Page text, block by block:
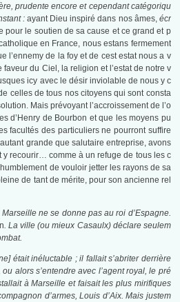
prudente encore et cependant catégoriqu
:ayant Dieu inspiré dans nos âmes,écr
pour le soutien de sa cause et ce grand et p
en France, nous estans fermement
l’ennemy de la foy et de cest estat nous a v
du Ciel, la religion et l’estat de notre v
icy avec le désir inviolable de nous y c
celles de tous nos citoyens qui sont consta
Mais prévoyant l’accroissement de l’o
d’Henry de Bourbon et que les moyens pu
facultés des particuliers ne pourront suffire
grande que salutaire entreprise, avons
y recourir… comme à un refuge de tous les c
de vouloir jetter les rayons de sa
de tant de mérite, pour son ancienne rel
ne se donne pas au roi d’Espagne.
. La ville (ou mieux Casaulx) déclare seule­m
était inéluctable ; il fallait s’abriter derrière
alors s’entendre avec l’agent royal, le pré
à Marseille et faisait les plus mirifiques
d’armes, Louis d’Aix. Mais justem